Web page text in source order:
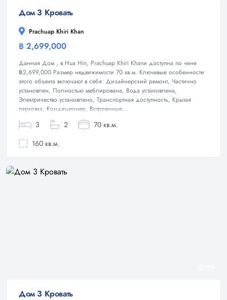
Дом 3 Кровать
Prachuap Khiri Khan
฿ 2,699,000
Данная Дом , в Hua Hin, Prachuap Khiri Khanи доступна по чене
฿2,699,000 Размер недвижимости 70 кв.м. Ключевые особенности
этого объекта включают в себя: Дизайнерский ремонт, Частично
установлен, Полностью меблирована, Вода установлена,
Электричество установлено, Транспортная доступность, Крытая
парковка, Кондиционер, Встроенные...
3 2
70 кв.м.
160 кв.м.
Дом 3 Кровать